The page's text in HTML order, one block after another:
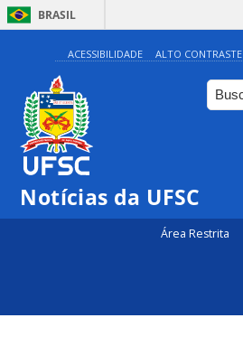
BRASIL
ACESSIBILIDADE ALTO CONTRASTE
Notícias da UFSC
Área Restrita